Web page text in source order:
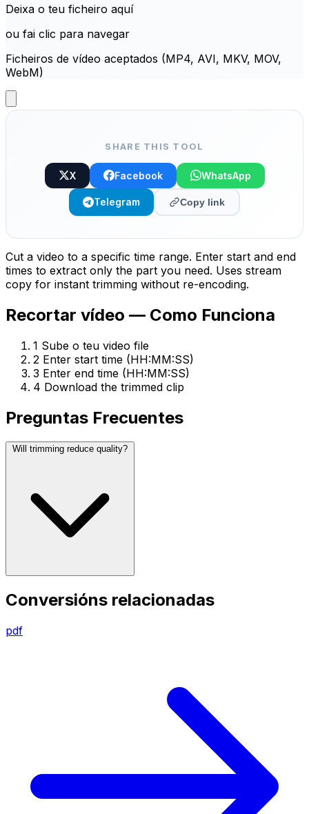
Deixa o teu ficheiro aquí
ou fai clic para navegar
Ficheiros de vídeo aceptados (MP4, AVI, MKV, MOV,
WebM)
SHARE THIS TOOL
X Facebook WhatsApp
Telegram Copy link
Cut a video to a specific time range. Enter start and end
times to extract only the part you need. Uses stream
copy for instant trimming without re-encoding.
Recortar vídeo — Como Funciona
1 Sube o teu video file
2 Enter start time (HH:MM:SS)
3 Enter end time (HH:MM:SS)
4 Download the trimmed clip
Preguntas Frecuentes
Will trimming reduce quality?
Conversións relacionadas
pdf